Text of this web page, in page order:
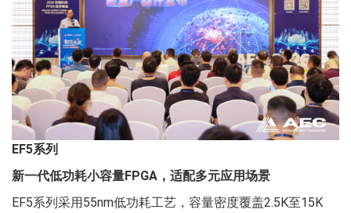
EF5系列
新一代低功耗小容量FPGA，适配多元应用场景
EF5系列采用55nm低功耗工艺，容量密度覆盖2.5K至15K